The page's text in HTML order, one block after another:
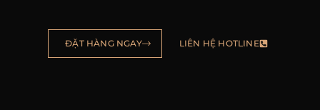
ĐẶT HÀNG NGAY LIÊN HỆ HOTLINE